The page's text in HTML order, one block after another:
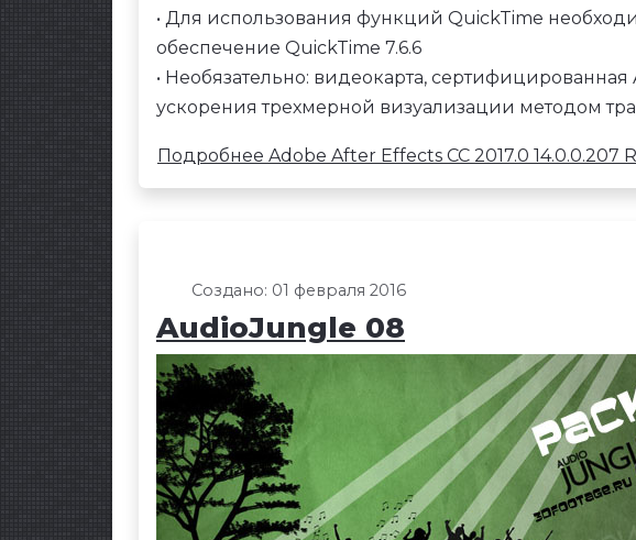
• Для использования функций QuickTime
обеспечение QuickTime 7.6.6
• Необязательно: видеокарта, сертифицированная
ускорения трехмерной визуализации методом
Подробнее Adobe After Effects CC 2017.0 14.0.0.207
Создано: 01 февраля 2016
AudioJungle 08